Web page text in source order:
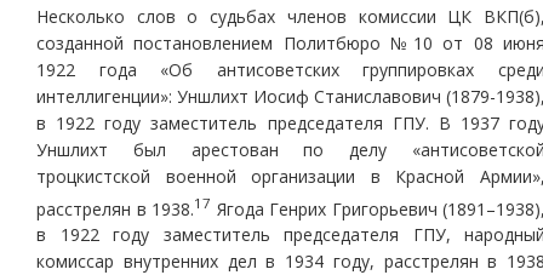
Несколько слов о судьбах членов комиссии ЦК
созданной постановлением Политбюро №10 от 08
1922 года «Об антисоветских группировках
интеллигенции»: Уншлихт Иосиф Станиславович (1879-
в 1922 году заместитель председателя ГПУ. В 1937
Уншлихт был арестован по делу
троцкистской военной организации в Красной
расстрелян в 1938.17 Ягода Генрих Григорьевич
в 1922 году заместитель председателя ГПУ,
комиссар внутренних дел в 1934 году, расстрелян в